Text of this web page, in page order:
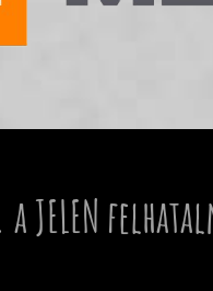
JELEN